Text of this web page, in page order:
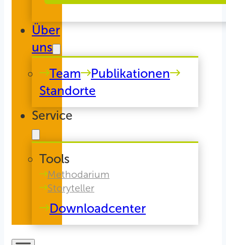
Über
uns
Team
Publikationen
Standorte
Service
Tools
Methodarium
Storyteller
Downloadcenter